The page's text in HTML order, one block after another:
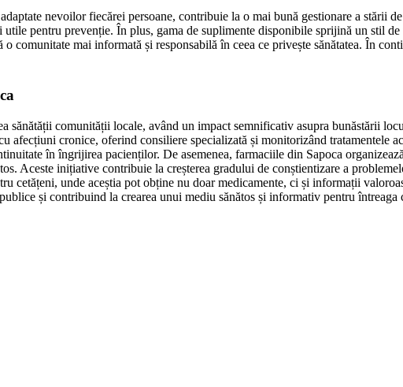
nevoilor fiecărei persoane, contribuie la o mai bună gestionare a stării
pentru prevenție. În plus, gama de suplimente disponibile sprijină un stil
comunitate mai informată și responsabilă în ceea ce privește sănătatea. În
sănătății comunității locale, având un impact semnificativ asupra bunăstării
afecțiuni cronice, oferind consiliere specializată și monitorizând tratamentele
în îngrijirea pacienților. De asemenea, farmaciile din Sapoca
Aceste inițiative contribuie la creșterea gradului de conștientizare a
cetățeni, unde aceștia pot obține nu doar medicamente, ci și informații
și contribuind la crearea unui mediu sănătos și informativ pentru întreaga